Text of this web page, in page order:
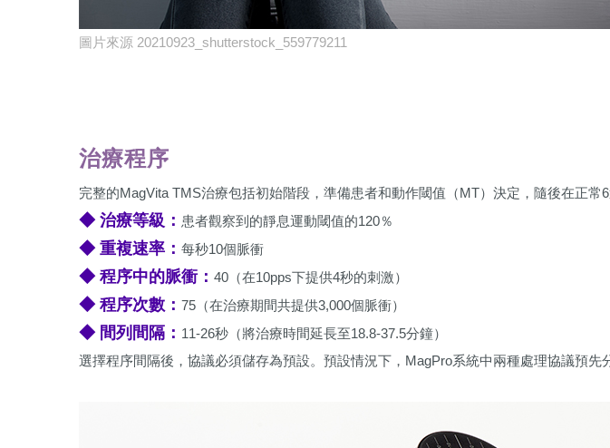
圖片來源 20210923_shutterstock_559779211
治療程序
完整的MagVita TMS治療包括初始階段，準備患者和動作閾值（MT）決定，隨後在正
◆ 治療等級： 患者觀察到的靜息運動閾值的120％
◆ 重複速率： 每秒10個脈衝
◆ 程序中的脈衝： 40（在10pps下提供4秒的刺激）
◆ 程序次數： 75（在治療期間共提供3,000個脈衝）
◆ 間列間隔： 11-26秒（將治療時間延長至18.8-37.5分鐘）
選擇程序間隔後，協議必須儲存為預設。預設情況下，MagPro系統中兩種處理協議預先